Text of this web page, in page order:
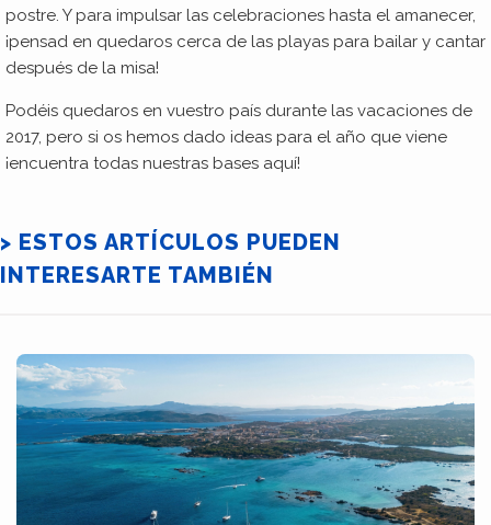
postre. Y para impulsar las celebraciones hasta el amanecer,
¡pensad en quedaros cerca de las playas para bailar y cantar
después de la misa!
Podéis quedaros en vuestro país durante las vacaciones de
2017, pero si os hemos dado ideas para el año que viene
¡encuentra todas nuestras bases aquí!
> ESTOS ARTÍCULOS PUEDEN
INTERESARTE TAMBIÉN